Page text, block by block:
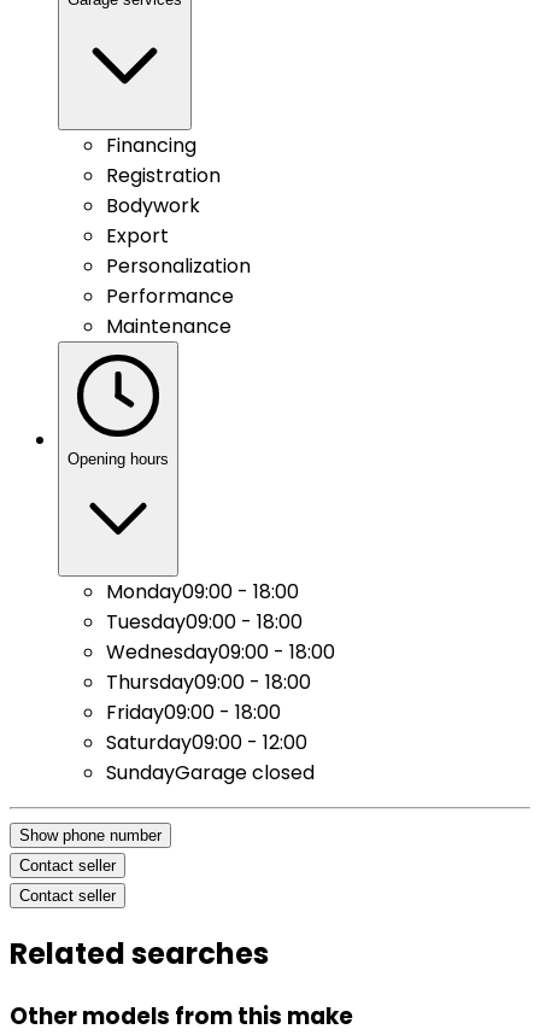
Financing
Registration
Bodywork
Export
Personalization
Performance
Maintenance
Opening hours
Monday09:00 - 18:00
Tuesday09:00 - 18:00
Wednesday09:00 - 18:00
Thursday09:00 - 18:00
Friday09:00 - 18:00
Saturday09:00 - 12:00
SundayGarage closed
Show phone number
Contact seller
Contact seller
Related searches
Other models from this make